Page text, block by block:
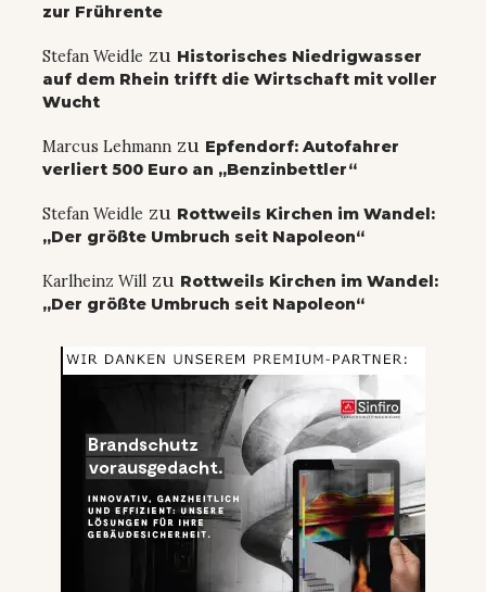
zur Frührente
Stefan Weidle zu Historisches Niedrigwasser
auf dem Rhein trifft die Wirtschaft mit voller
Wucht
Marcus Lehmann zu Epfendorf: Autofahrer
verliert 500 Euro an „Benzinbettler“
Stefan Weidle zu Rottweils Kirchen im Wandel:
„Der größte Umbruch seit Napoleon“
Karlheinz Will zu Rottweils Kirchen im Wandel:
„Der größte Umbruch seit Napoleon“